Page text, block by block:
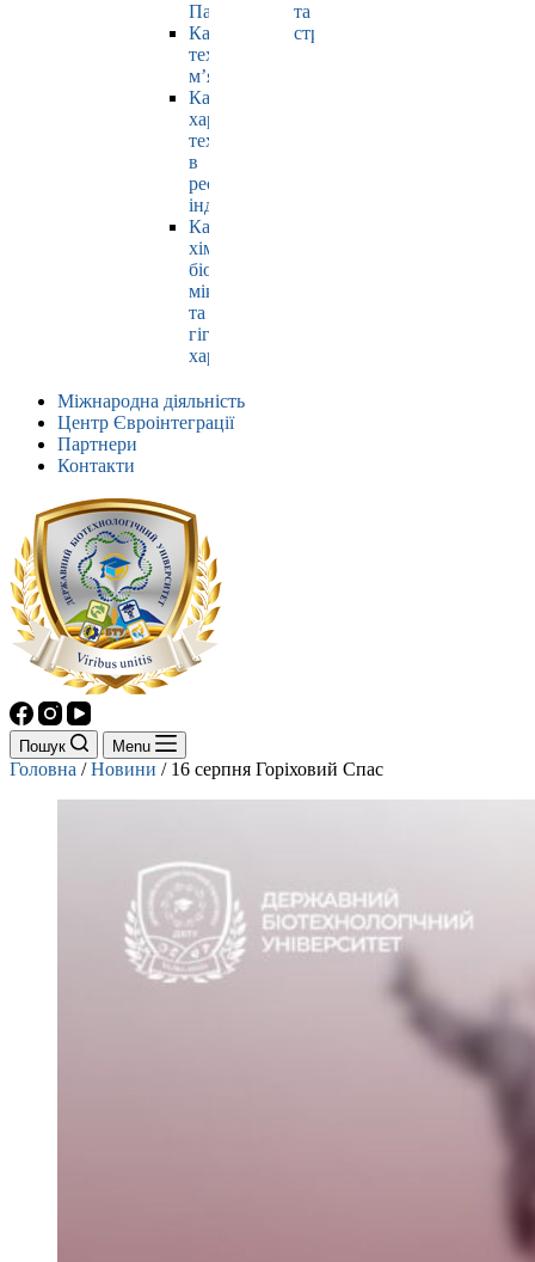
Павлюк
Кафедра
технології
м’яса
Кафедра
харчових
технологій
в
ресторанній
індустрії
Кафедра
хімії,
біохімії,
мікробіології
та
гігієни
харчування
та
страхування
Міжнародна діяльність
Центр Євроінтеграції
Партнери
Контакти
Пошук Menu
Головна /Новини / 16 серпня Горіховий Спас